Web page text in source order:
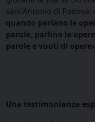
sant’Antonio di Padova:
quando parlano le
parole, parlino le
parole e vuoti di
Una testimonianza